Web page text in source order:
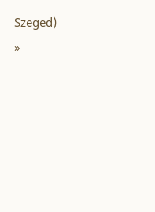
Szeged)
»